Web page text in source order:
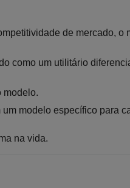
de mercado, o
como um utilitário
modelo.
modelo específico para
na vida.